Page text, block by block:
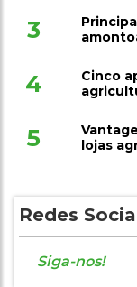
3
4
Cinco
5
lojas
Redes
Siga-nos!